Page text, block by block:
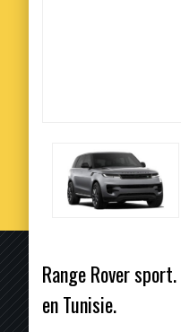
Range Rover
en Tunisie.